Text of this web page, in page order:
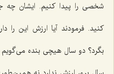
شخصی را پیدا کنیم. ایشان چه
کنید. فرمودند آیا ارزش این را
بگرد؟ دو سال هیچی بنده